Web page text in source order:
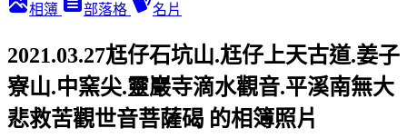
相簿 部落格 名片
2021.03.27尪仔石坑山.尪仔上天古道.姜子
寮山.中窯尖.靈巖寺滴水觀音.平溪南無大
悲救苦觀世音菩薩碣 的相簿照片